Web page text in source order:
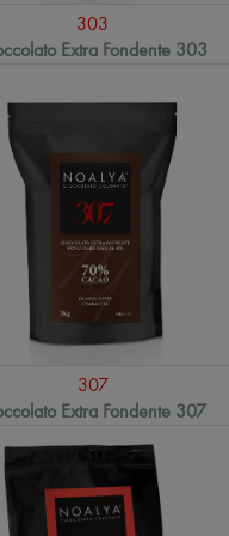
303
Extra Fondente 303
307
Extra Fondente 307